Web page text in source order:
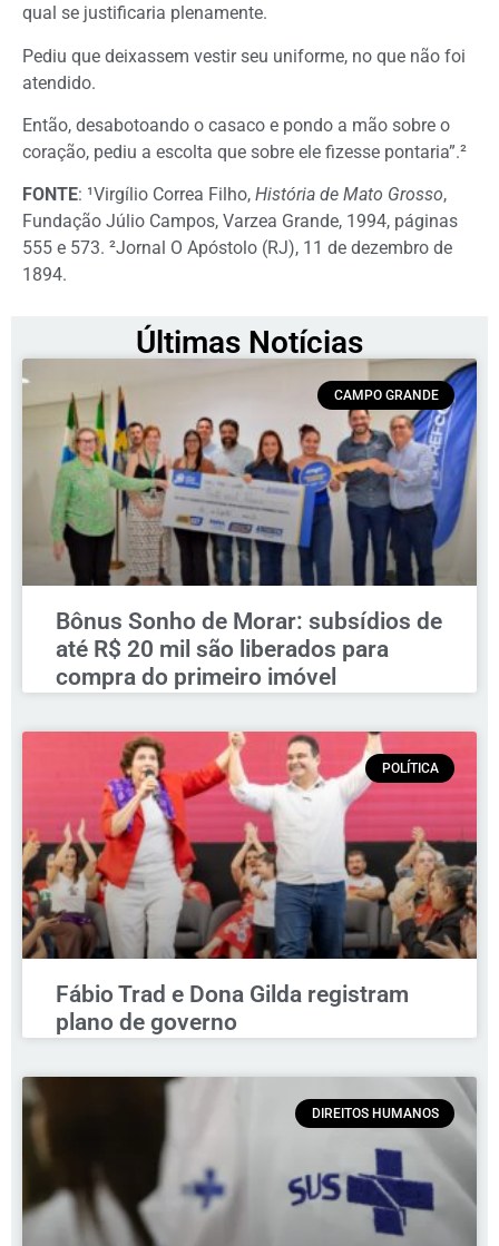
qual se justificaria plenamente.
Pediu que deixassem vestir seu uniforme, no que não foi
atendido.
Então, desabotoando o casaco e pondo a mão sobre o
coração, pediu a escolta que sobre ele fizesse pontaria”.²
FONTE: ¹Virgílio Correa Filho, História de Mato Grosso,
Fundação Júlio Campos, Varzea Grande, 1994, páginas
555 e 573. ²Jornal O Apóstolo (RJ), 11 de dezembro de
1894.
Últimas Notícias
CAMPO GRANDE
Bônus Sonho de Morar: subsídios de
até R$ 20 mil são liberados para
compra do primeiro imóvel
POLÍTICA
Fábio Trad e Dona Gilda registram
plano de governo
DIREITOS HUMANOS